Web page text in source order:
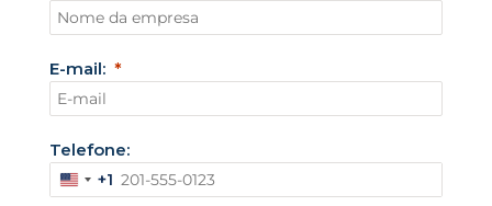
E-mail:
Telefone:
E
+1